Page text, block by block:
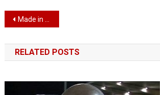
Navigation
de
l’article
Made in Togo 2023: « Nous sommes encore maintenant très dépendants des produits importés, et notre ventre est en esclavage.Seule l’autosuffisance alimentaire peut nous délivrer….. »,Alexandre De Souza DG CETEF
RELATED POSTS